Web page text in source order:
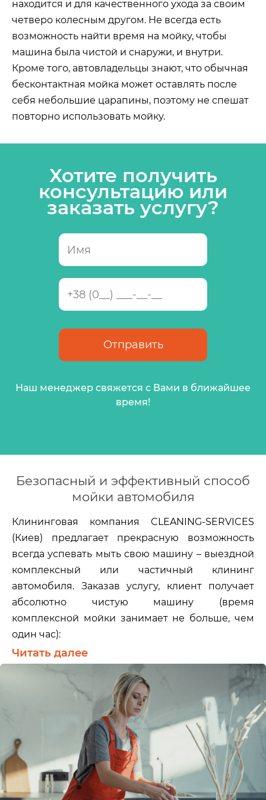
находится и для качественного ухода за своим
четверо колесным другом. Не всегда есть
возможность найти время на мойку, чтобы
машина была чистой и снаружи, и внутри.
Кроме того, автовладельцы знают, что обычная
бесконтактная мойка может оставлять после
себя небольшие царапины, поэтому не спешат
повторно использовать мойку.
Хотите получить
консультацию или
заказать услугу?
Наш менеджер свяжется с Вами в ближайшее
время!
Безопасный и эффективный способ
мойки автомобиля
Клининговая компания CLEANING-SERVICES
(Киев) предлагает прекрасную возможность
всегда успевать мыть свою машину – выездной
комплексный или частичный клининг
автомобиля. Заказав услугу, клиент получает
абсолютно чистую машину (время
комплексной мойки занимает не больше, чем
один час):
кузов блестящий и защищен от быстрого
загрязнения – после мойки наносится
специальное гидрофобное средство «анти-
дождь», которое поможет дольше
сохранить чистоту и блеск поверхности.
Для удаления сложно отчищаемых мест,
где на кузове имеются следы помета, пятна
битума и т.д. наши специалисты
используют бережные, но эффективные
Читать далее